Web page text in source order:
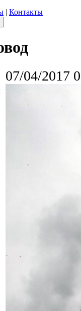
| Контакты
07/04/2017